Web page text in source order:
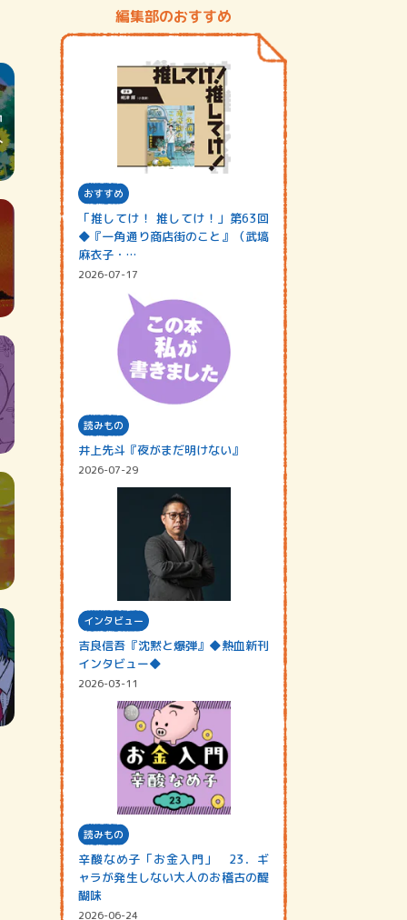
編集部のおすすめ
おすすめ
「推してけ！ 推してけ！」第63回
◆『一角通り商店街のこと』（武塙
麻衣子・…
2026-07-17
読みもの
井上先斗『夜がまだ明けない』
2026-07-29
インタビュー
吉良信吾『沈黙と爆弾』◆熱血新刊
インタビュー◆
2026-03-11
読みもの
辛酸なめ子「お金入門」 23．ギ
ャラが発生しない大人のお稽古の醍
醐味
2026-06-24